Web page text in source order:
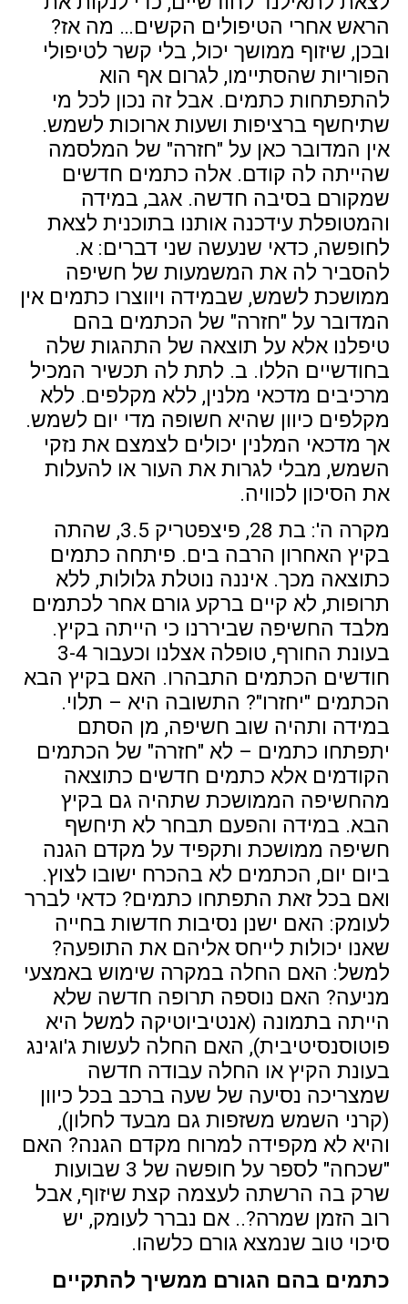
הראש אחרי הטיפולים הקשים… מה אז?
ובכן, שיזוף ממושך יכול, בלי קשר לטיפולי
הפוריות שהסתיימו, לגרום אף הוא
להתפתחות כתמים. אבל זה נכון לכל מי
שתיחשף ברציפות ושעות ארוכות לשמש.
אין המדובר כאן על "חזרה" של המלסמה
שהייתה לה קודם. אלה כתמים חדשים
שמקורם בסיבה חדשה. אגב, במידה
והמטופלת עידכנה אותנו בתוכנית לצאת
לחופשה, כדאי שנעשה שני דברים: א.
להסביר לה את המשמעות של חשיפה
ממושכת לשמש, שבמידה ויווצרו כתמים אין
המדובר על "חזרה" של הכתמים בהם
טיפלנו אלא על תוצאה של התהגות שלה
בחודשיים הללו. ב. לתת לה תכשיר המכיל
מרכיבים מדכאי מלנין, ללא מקלפים. ללא
מקלפים כיוון שהיא חשופה מדי יום לשמש.
אך מדכאי המלנין יכולים לצמצם את נזקי
השמש, מבלי לגרות את העור או להעלות
את הסיכון לכוויה.
מקרה ה': בת 28, פיצפטריק 3.5, שהתה
בקיץ האחרון הרבה בים. פיתחה כתמים
כתוצאה מכך. איננה נוטלת גלולות, ללא
תרופות, לא קיים ברקע גורם אחר לכתמים
מלבד החשיפה שביררנו כי הייתה בקיץ.
בעונת החורף, טופלה אצלנו וכעבור 3-4
חודשים הכתמים התבהרו. האם בקיץ הבא
הכתמים "יחזרו"? התשובה היא – תלוי.
במידה ותהיה שוב חשיפה, מן הסתם
יתפתחו כתמים – לא "חזרה" של הכתמים
הקודמים אלא כתמים חדשים כתוצאה
מהחשיפה הממושכת שתהיה גם בקיץ
הבא. במידה והפעם תבחר לא תיחשף
חשיפה ממושכת ותקפיד על מקדם הגנה
ביום יום, הכתמים לא בהכרח ישובו לצוץ.
ואם בכל זאת התפתחו כתמים? כדאי לברר
לעומק: האם ישנן נסיבות חדשות בחייה
שאנו יכולות לייחס אליהם את התופעה?
למשל: האם החלה במקרה שימוש באמצעי
מניעה? האם נוספה תרופה חדשה שלא
הייתה בתמונה (אנטיביוטיקה למשל היא
פוטוסנסיטיבית), האם החלה לעשות ג'וגינג
בעונת הקיץ או החלה עבודה חדשה
שמצריכה נסיעה של שעה ברכב בכל כיוון
(קרני השמש משזפות גם מבעד לחלון),
והיא לא מקפידה למרוח מקדם הגנה? האם
"שכחה" לספר על חופשה של 3 שבועות
שרק בה הרשתה לעצמה קצת שיזוף, אבל
רוב הזמן שמרה?.. אם נברר לעומק, יש
סיכוי טוב שנמצא גורם כלשהו.
כתמים בהם הגורם ממשיך להתקיים